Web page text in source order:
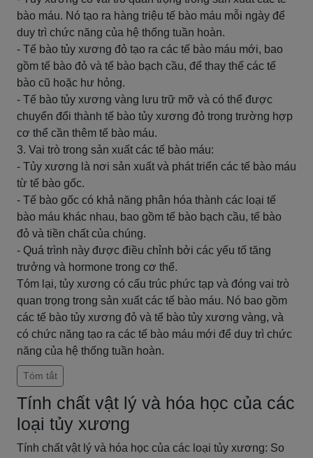
bào máu. Nó tạo ra hàng triệu tế bào máu mỗi ngày để
duy trì chức năng của hệ thống tuần hoàn.
- Tế bào tủy xương đỏ tạo ra các tế bào máu mới, bao
gồm tế bào đỏ và tế bào bạch cầu, để thay thế các tế
bào cũ hoặc hư hỏng.
- Tế bào tủy xương vàng lưu trữ mỡ và có thể được
chuyển đổi thành tế bào tủy xương đỏ trong trường hợp
cơ thể cần thêm tế bào máu.
3. Vai trò trong sản xuất các tế bào máu:
- Tủy xương là nơi sản xuất và phát triển các tế bào máu
từ tế bào gốc.
- Tế bào gốc có khả năng phân hóa thành các loại tế
bào máu khác nhau, bao gồm tế bào bạch cầu, tế bào
đỏ và tiền chất của chúng.
- Quá trình này được điều chỉnh bởi các yếu tố tăng
trưởng và hormone trong cơ thể.
Tóm lại, tủy xương có cấu trúc phức tạp và đóng vai trò
quan trọng trong sản xuất các tế bào máu. Nó bao gồm
các tế bào tủy xương đỏ và tế bào tủy xương vàng, và
có chức năng tạo ra các tế bào máu mới để duy trì chức
năng của hệ thống tuần hoàn.
Tóm tắt
Tính chất vật lý và hóa học của các
loại tủy xương
Tính chất vật lý và hóa học của các loại tủy xương: So